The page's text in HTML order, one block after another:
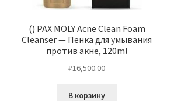
() PAX MOLY Acne Clean Foam
Cleanser — Пенка для умывания
против акне, 120ml
₽16,500.00
В корзину